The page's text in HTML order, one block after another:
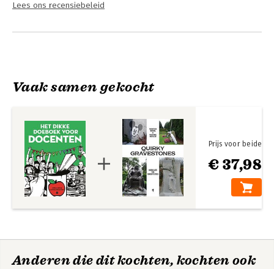
Lees ons recensiebeleid
Vaak samen gekocht
€ 37,98
Prijs voor beide
Anderen die dit kochten, kochten ook